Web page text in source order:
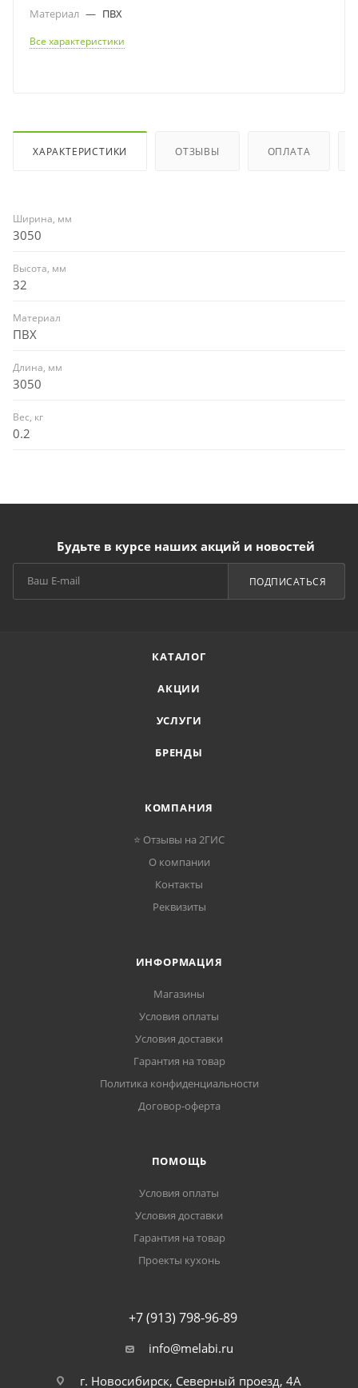
Материал — ПВХ
Все характеристики
ХАРАКТЕРИСТИКИ ОТЗЫВЫ ОПЛАТА
Ширина, мм
3050
Высота, мм
32
Материал
ПВХ
Длина, мм
3050
Вес, кг
0.2
Будьте в курсе наших акций и новостей
ПОДПИСАТЬСЯ
КАТАЛОГ
АКЦИИ
УСЛУГИ
БРЕНДЫ
КОМПАНИЯ
⭐ Отзывы на 2ГИС
О компании
Контакты
Реквизиты
ИНФОРМАЦИЯ
Магазины
Условия оплаты
Условия доставки
Гарантия на товар
Политика конфиденциальности
Договор-оферта
ПОМОЩЬ
Условия оплаты
Условия доставки
Гарантия на товар
Проекты кухонь
+7 (913) 798-96-89
info@melabi.ru
г. Новосибирск, Северный проезд, 4А